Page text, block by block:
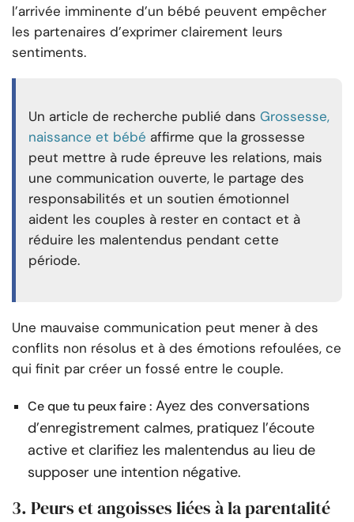
l’arrivée imminente d’un bébé peuvent empêcher
les partenaires d’exprimer clairement leurs
sentiments.
Un article de recherche publié dans Grossesse,
naissance et bébé affirme que la grossesse
peut mettre à rude épreuve les relations, mais
une communication ouverte, le partage des
responsabilités et un soutien émotionnel
aident les couples à rester en contact et à
réduire les malentendus pendant cette
période.
Une mauvaise communication peut mener à des
conflits non résolus et à des émotions refoulées, ce
qui finit par créer un fossé entre le couple.
Ce que tu peux faire : Ayez des conversations
d’enregistrement calmes, pratiquez l’écoute
active et clarifiez les malentendus au lieu de
supposer une intention négative.
3. Peurs et angoisses liées à la parentalité